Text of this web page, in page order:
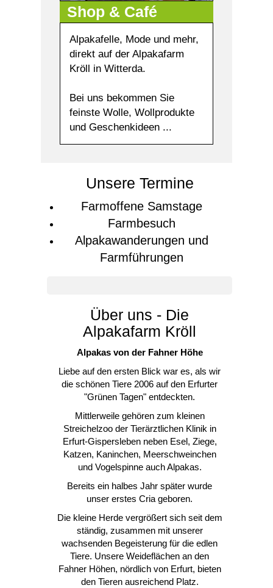
Shop & Café
Alpakafelle, Mode und mehr,
direkt auf der Alpakafarm
Kröll in Witterda.
Bei uns bekommen Sie
feinste Wolle, Wollprodukte
und Geschenkideen ...
Unsere Termine
Farmoffene Samstage
Farmbesuch
Alpakawanderungen und
Farmführungen
Über uns - Die
Alpakafarm Kröll
Alpakas von der Fahner Höhe
Liebe auf den ersten Blick war es, als wir
die schönen Tiere 2006 auf den Erfurter
"Grünen Tagen" entdeckten.
Mittlerweile gehören zum kleinen
Streichelzoo der Tierärztlichen Klinik in
Erfurt-Gispersleben neben Esel, Ziege,
Katzen, Kaninchen, Meerschweinchen
und Vogelspinne auch Alpakas.
Bereits ein halbes Jahr später wurde
unser erstes Cria geboren.
Die kleine Herde vergrößert sich seit dem
ständig, zusammen mit unserer
wachsenden Begeisterung für die edlen
Tiere. Unsere Weideflächen an den
Fahner Höhen, nördlich von Erfurt, bieten
den Tieren ausreichend Platz.